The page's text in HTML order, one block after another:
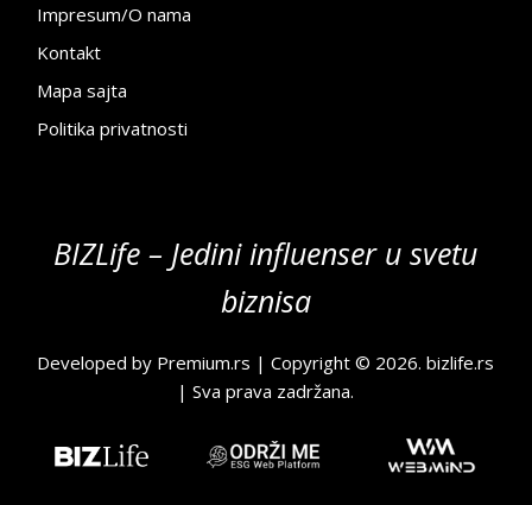
Impresum/O nama
Kontakt
Mapa sajta
Politika privatnosti
BIZLife – Jedini influenser u svetu
biznisa
Developed by Premium.rs | Copyright © 2026.bizlife.rs
| Sva prava zadržana.